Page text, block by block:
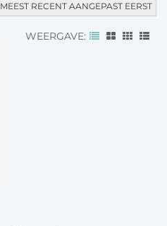
MEEST RECENT AANGEPAST EERST
WEERGAVE: